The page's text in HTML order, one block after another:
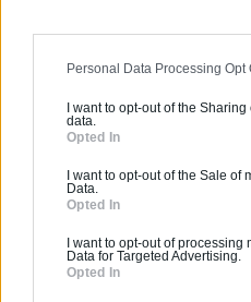
Personal Data Processing Opt
I want to opt-out of the
data.
Opted In
I want to opt-out of the Sale of
Data.
Opted In
I want to opt-out of processing
Data for Targeted Advertising.
Opted In
gérée par un
unsyndic
aider dans la
de copropriété. En
d’un syndic
n’existe pas
société de gestion
c’est au syndic